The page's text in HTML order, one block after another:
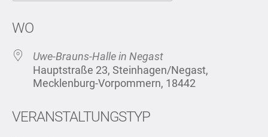
WO
Uwe-Brauns-Halle in Negast
Hauptstraße 23, Steinhagen/Negast,
Mecklenburg-Vorpommern, 18442
VERANSTALTUNGSTYP